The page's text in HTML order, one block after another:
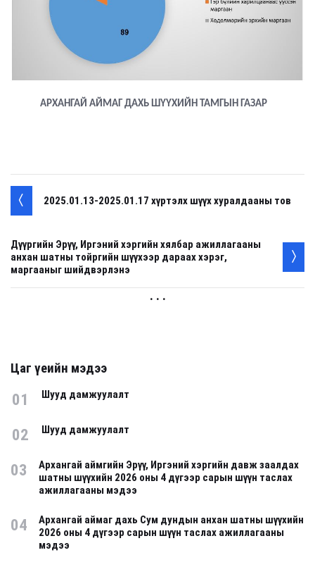
АРХАНГАЙ АЙМАГ ДАХЬ ШҮҮХИЙН ТАМГЫН ГАЗАР
2025.01.13-2025.01.17 хүртэлх шүүх хуралдааны тов
Дүүргийн Эрүү, Иргэний хэргийн хялбар ажиллагааны
анхан шатны тойргийн шүүхээр дараах хэрэг,
маргааныг шийдвэрлэнэ
. . .
Цаг үеийн мэдээ
01 Шууд дамжуулалт
02 Шууд дамжуулалт
03
Архангай аймгийн Эрүү, Иргэний хэргийн давж заалдах
шатны шүүхийн 2026 оны 4 дүгээр сарын шүүн таслах
ажиллагааны мэдээ
04
Архангай аймаг дахь Сум дундын анхан шатны шүүхийн
2026 оны 4 дүгээр сарын шүүн таслах ажиллагааны
мэдээ